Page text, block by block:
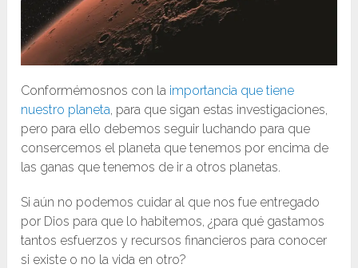
Conformémosnos con la importancia que tiene
nuestro planeta , para que sigan estas investigaciones,
pero para ello debemos seguir luchando para que
consercemos el planeta que tenemos por encima de
las ganas que tenemos de ir a otros planetas.
Si aún no podemos cuidar al que nos fue entregado
por Dios para que lo habitemos, ¿para qué gastamos
tantos esfuerzos y recursos financieros para conocer
si existe o no la vida en otro?